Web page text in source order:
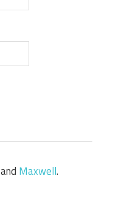
and Maxwell.